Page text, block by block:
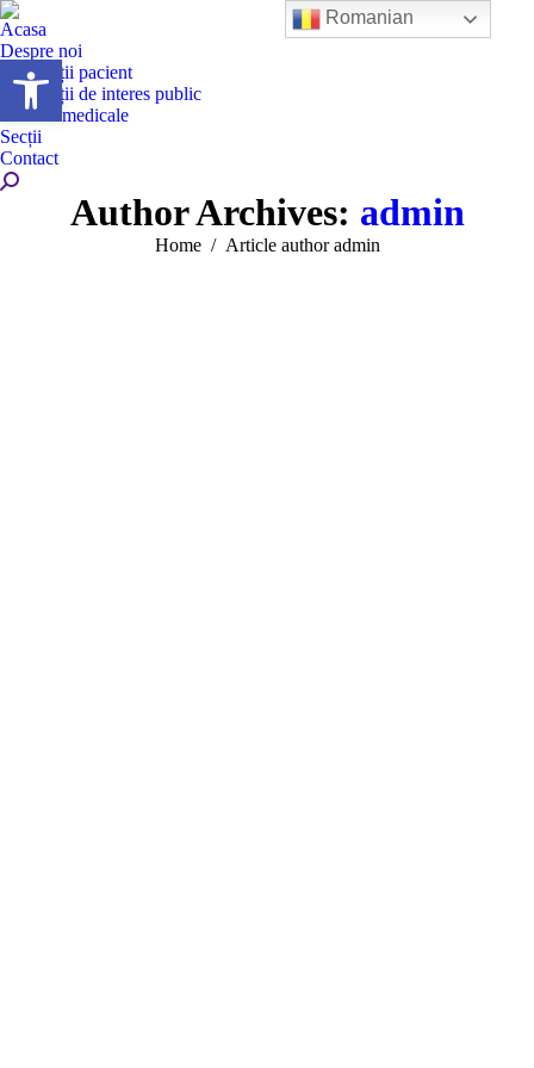
Deschide bara de unelte
Acasa
Despre noi
Informații pacient
Informații de interes public
Servicii medicale
Secții
Contact
Search:
Author Archives: admin
You are here:
Home Article author admin
Romanian